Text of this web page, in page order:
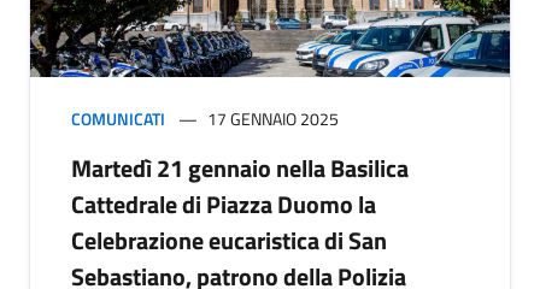
COMUNICATI 17 GENNAIO 2025
Martedì 21 gennaio nella Basilica
Cattedrale di Piazza Duomo la
Celebrazione eucaristica di San
Sebastiano, patrono della Polizia